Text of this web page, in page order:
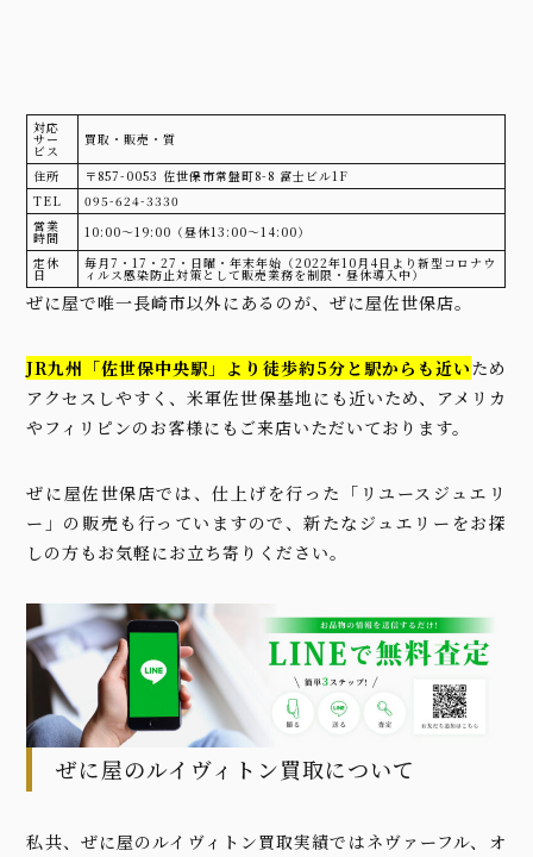
対応
サー
ビス
買取・販売・質
住所
〒857-0053 佐世保市常盤町8-8 富士ビル1F
TEL
095-624-3330
営業
時間
10:00〜19:00（昼休13:00〜14:00）
定休
日
毎月7・17・27・日曜・年末年始（2022年10月4日より新型コロナウ
ィルス感染防止対策として販売業務を制限・昼休導入中）
ぜに屋で唯一長崎市以外にあるのが、ぜに屋佐世保店。
JR九州「佐世保中央駅」より徒歩約5分と駅からも近いため
アクセスしやすく、米軍佐世保基地にも近いため、アメリカ
やフィリピンのお客様にもご来店いただいております。
ぜに屋佐世保店では、仕上げを行った「リユースジュエリ
ー」の販売も行っていますので、新たなジュエリーをお探
しの方もお気軽にお立ち寄りください。
ぜに屋のルイヴィトン買取について
私共、ぜに屋のルイヴィトン買取実績ではネヴァーフル、オ